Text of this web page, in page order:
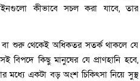
কীভাবে সচল করা যাবে, তার
বা শুরু থেকেই অধিকতর সতর্ক থাকলে যে
বিপদে কিছু মানুষের যে প্রাণহানি হবে,
মধ্যে একটা বড় অংশ চিকিৎসা নিয়ে সুস্থ